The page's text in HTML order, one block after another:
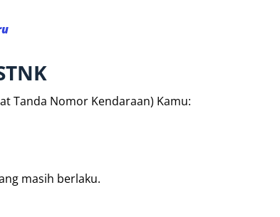
Tanda Nomor Kendaraan) Kamu:
masih berlaku.